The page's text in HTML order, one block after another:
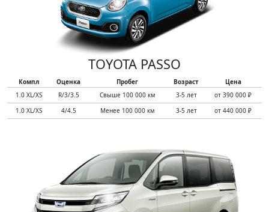
TOYOTA PASSO
Компл Оценка Пробег Возраст
Цена
1.0 XL/XS
R/3/3.5 Свыше 100 000 км 3-5 лет
от 390 000 ₽
1.0 XL/XS
4/4.5 Менее 100 000 км 3-5 лет от 440 000 ₽